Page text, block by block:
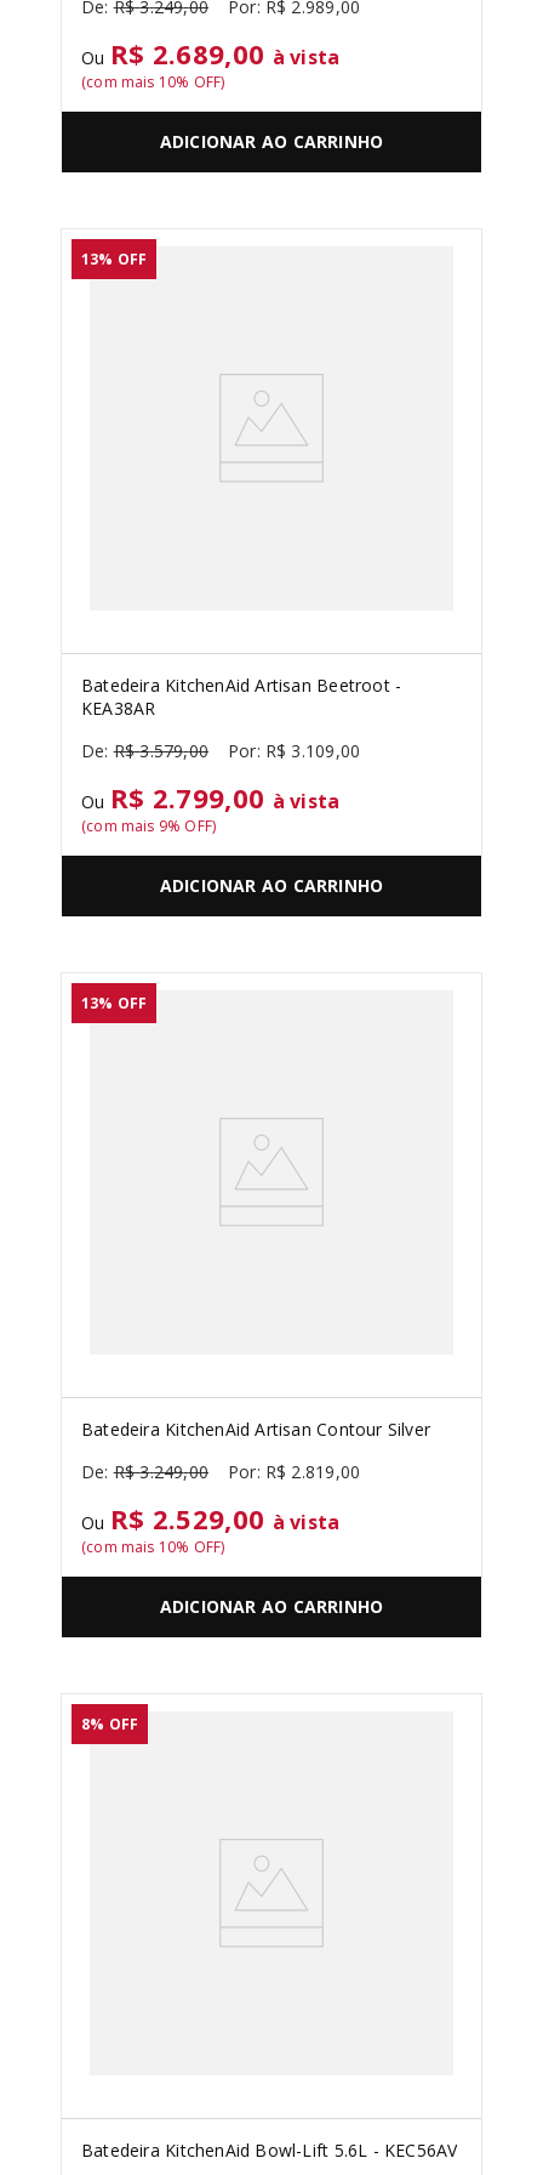
R$ 3.249,00 R$ 2.989,00
Ou R$ 2.689,00 à vista
(com mais 10% OFF)
ADICIONAR AO CARRINHO
13% OFF
Batedeira KitchenAid Artisan Beetroot -
KEA38AR
R$ 3.579,00 R$ 3.109,00
Ou R$ 2.799,00 à vista
(com mais 9% OFF)
ADICIONAR AO CARRINHO
13% OFF
Batedeira KitchenAid Artisan Contour Silver
R$ 3.249,00 R$ 2.819,00
Ou R$ 2.529,00 à vista
(com mais 10% OFF)
ADICIONAR AO CARRINHO
8% OFF
Batedeira KitchenAid Bowl-Lift 5.6L - KEC56AV